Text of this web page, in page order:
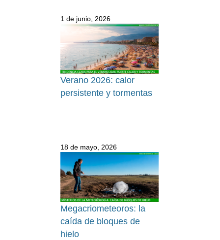
1 de junio, 2026
Verano 2026: calor
persistente y tormentas
18 de mayo, 2026
Megacriometeoros: la
caída de bloques de
hielo